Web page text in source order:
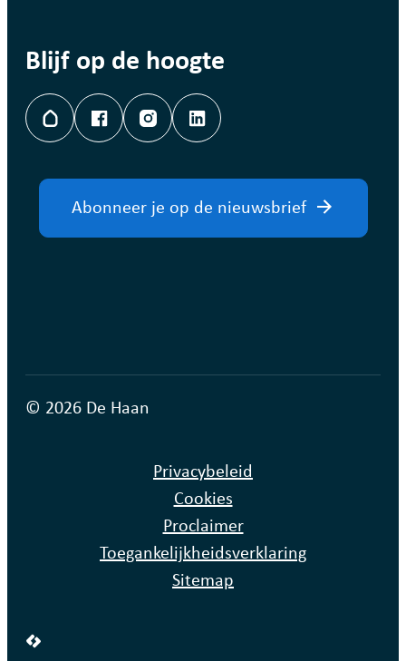
Blijf op de hoogte
Hoplr FacebookInstagramLinkedIn
Abonneer je op de nieuwsbrief
© 2026 De Haan
Privacybeleid
Cookies
Proclaimer
Toegankelijkheidsverklaring
Sitemap
LCP nv